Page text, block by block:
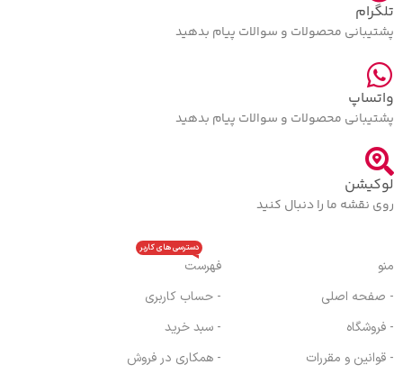
تلگرام
پشتیبانی محصولات و سوالات پیام بدهید
واتساپ
پشتیبانی محصولات و سوالات پیام بدهید
لوکیشن
روی نقشه ما را دنبال کنید
منو
- صفحه اصلی
- فروشگاه
- قوانین و مقررات
فهرست
دسترسی های کاربر
- حساب کاربری
- سبد خرید
- همکاری در فروش